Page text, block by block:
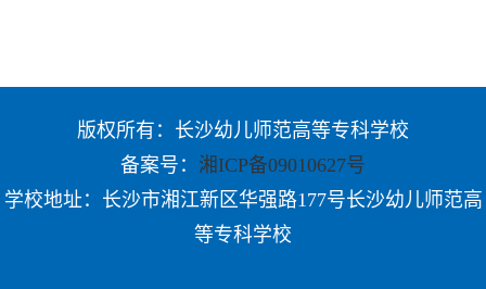
版权所有：长沙幼儿师范高等专科学校
备案号： 湘ICP备09010627号
学校地址：长沙市湘江新区华强路177号长沙幼儿师范高
等专科学校